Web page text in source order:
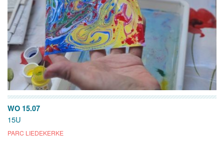
WO 15.07
15U
PARC LIEDEKERKE